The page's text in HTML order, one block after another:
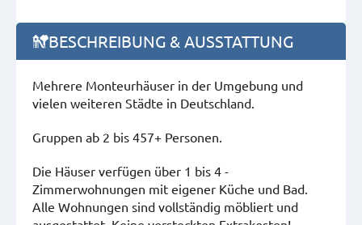
BESCHREIBUNG & AUSSTATTUNG
Mehrere Monteurhäuser in der Umgebung und
vielen weiteren Städte in Deutschland.
Gruppen ab 2 bis 457+ Personen.
Die Häuser verfügen über 1 bis 4 -
Zimmerwohnungen mit eigener Küche und Bad.
Alle Wohnungen sind vollständig möbliert und